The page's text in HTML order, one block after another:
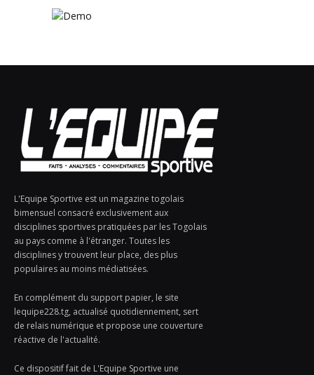
L'Equipe Sportive est un magazine togolais
bimensuel consacré exclusivement aux
disciplines sportives pratiquées par les Togolais
au pays comme à l'étranger. Toutes les
disciplines y trouvent leur place, des plus
populaires au moins médiatisées.
En complément du support papier, le site
lequipe228.tg, actualisé quotidiennement, sert
de relais numérique et propose une couverture
réactive de l'actualité.
Ce dispositif fait de L'Equipe Sportive une